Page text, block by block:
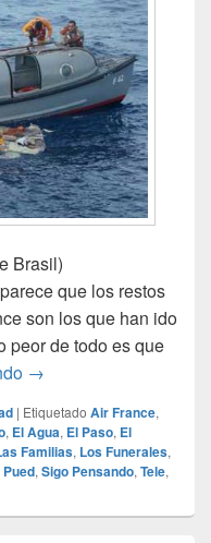
Brasil)
que los restos
son los que han ido
peor de todo es que
Ahora sí que sí…
→
| Etiquetado Air France,
, El Agua, El Paso, El
Familias, Los Funerales,
Pued, Sigo Pensando, Tele,